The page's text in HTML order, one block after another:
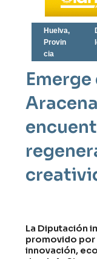
Huelva,
Provin
cia
La Diputación
promovido por
innovación,